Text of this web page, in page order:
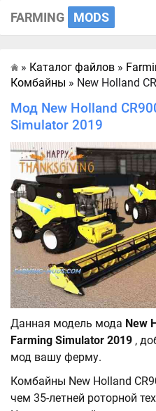
FARMING MODS
Главная
» Каталог файлов »
Комбайны » New Holland
Мод New Holland
Simulator 2019
Данная модель мода New
Farming Simulator 2019 ,
мод вашу ферму.
Комбайны New Holland
чем 35-летней роторной